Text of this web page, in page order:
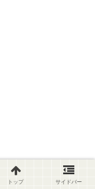
トップ サイドバー